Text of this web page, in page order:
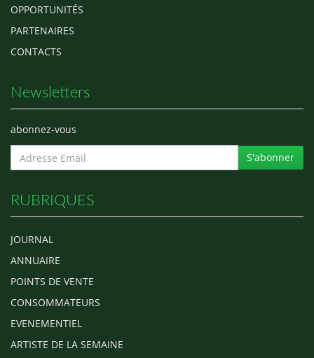
OPPORTUNITÉS
PARTENAIRES
CONTACTS
Newsletters
abonnez-vous
S'abonner
RUBRIQUES
JOURNAL
ANNUAIRE
POINTS DE VENTE
CONSOMMATEURS
EVENEMENTIEL
ARTISTE DE LA SEMAINE